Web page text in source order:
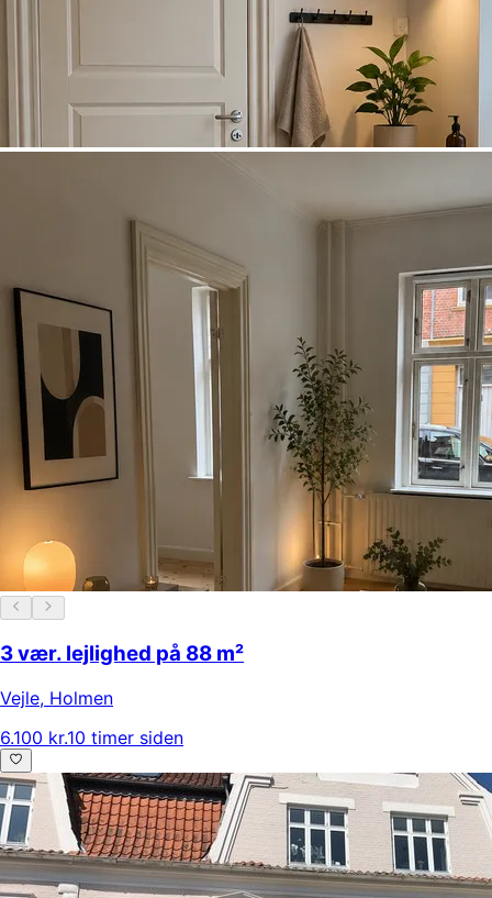
3 vær. lejlighed på 88 m²
Vejle, Holmen
6.100 kr.10 timer siden